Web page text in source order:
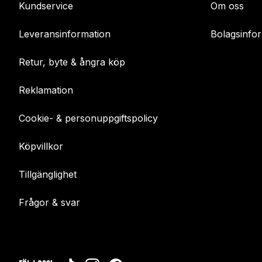
Kundservice
Leveransinformation
Retur, byte & ångra köp
Reklamation
Cookie- & personuppgiftspolicy
Köpvillkor
Tillgänglighet
Frågor & svar
Om oss